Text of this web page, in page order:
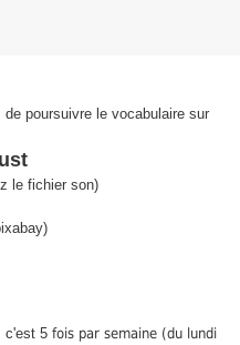
poursuivre le vocabulaire sur
le fichier son)
c'est 5 fois par semaine (du lundi